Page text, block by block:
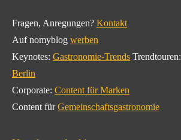
Fragen, Anregungen? Kontakt
Auf nomyblog werben
Keynotes: Gastronomie-Trends Trendtouren:
Berlin
Corporate: Content für Marken
Content fürGemeinschaftsgastronomie